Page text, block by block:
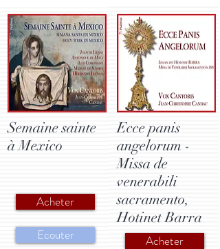
Semaine sainte
à Mexico
Acheter
Ecouter
Ecce panis
angelorum -
Missa de
venerabili
sacramento,
Hotinet Barra
Acheter